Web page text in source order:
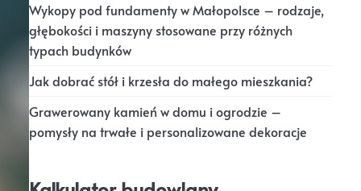
Wykopy pod fundamenty w Małopolsce – rodzaje,
głębokości i maszyny stosowane przy różnych
typach budynków
Jak dobrać stół i krzesła do małego mieszkania?
Grawerowany kamień w domu i ogrodzie –
pomysły na trwałe i personalizowane dekoracje